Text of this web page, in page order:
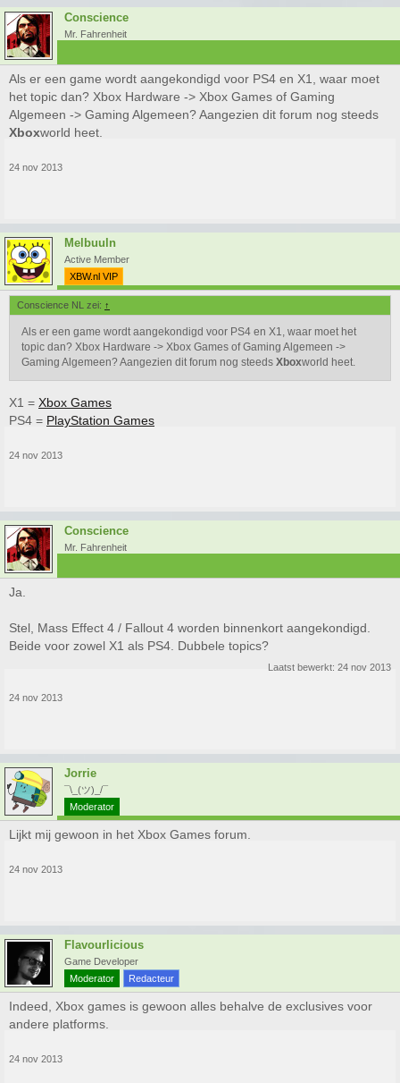
Conscience
Mr. Fahrenheit
Als er een game wordt aangekondigd voor PS4 en X1, waar moet
het topic dan? Xbox Hardware -> Xbox Games of Gaming
Algemeen -> Gaming Algemeen? Aangezien dit forum nog steeds
Xboxworld heet.
24 nov 2013
Melbuuln
Active Member
XBW.nl VIP
Conscience NL zei: ↑
Als er een game wordt aangekondigd voor PS4 en X1, waar moet het
topic dan? Xbox Hardware -> Xbox Games of Gaming Algemeen ->
Gaming Algemeen? Aangezien dit forum nog steeds Xboxworld heet.
X1 = Xbox Games
PS4 = PlayStation Games
24 nov 2013
Conscience
Mr. Fahrenheit
Ja.
Stel, Mass Effect 4 / Fallout 4 worden binnenkort aangekondigd.
Beide voor zowel X1 als PS4. Dubbele topics?
Laatst bewerkt: 24 nov 2013
24 nov 2013
Jorrie
¯\_(ツ)_/¯
Moderator
Lijkt mij gewoon in het Xbox Games forum.
24 nov 2013
Flavourlicious
Game Developer
Moderator
Redacteur
Indeed, Xbox games is gewoon alles behalve de exclusives voor
andere platforms.
24 nov 2013